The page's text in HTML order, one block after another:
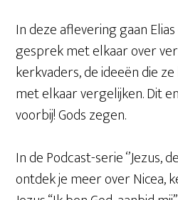
In deze aflevering gaan
gesprek met elkaar over
kerkvaders, de ideeën die
met elkaar vergelijken. Dit
voorbij! Gods zegen.
In de Podcast-serie ‘’Jezus,
ontdek je meer over Nicea,